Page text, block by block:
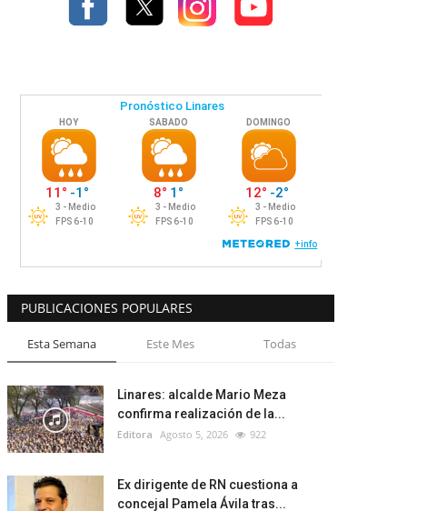
PUBLICACIONES POPULARES
Esta Semana Este Mes Todas
Linares: alcalde Mario Meza
confirma realización de la...
Editora Agosto 5, 2026 922
Ex dirigente de RN cuestiona a
concejal Pamela Ávila tras...